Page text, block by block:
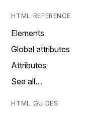
HTML REFERENCE
Elements
Global attributes
Attributes
See all…
HTML GUIDES